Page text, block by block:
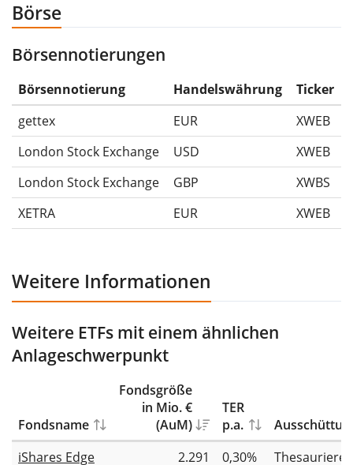
-50%.
Die Wertentwicklungsangaben für ETFs beinhalten
Ausschüttungen (falls vorhanden).
Börse
Börsennotierungen
Börsennotierung Handelswährung
Ticker
gettex
EUR
XWEB
London Stock Exchange
USD
XWEB
London Stock Exchange
GBP
XWBS
XETRA
EUR XWEB
Weitere Informationen
Weitere ETFs mit einem ähnlichen
Anlageschwerpunkt
Fondsname
Fondsgröße
in Mio. €
(AuM)
TER
p.a.
iShares Edge
2.291
0,30%